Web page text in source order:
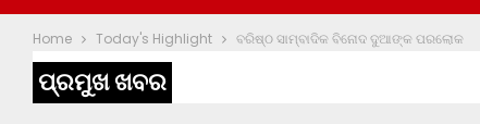
Home Today's Highlight ବରିଷ୍ଠ ସାମ୍ବାଦିକ ବିନୋଦ ଦୁଆଙ୍କ ପରଲୋକ
ପ୍ରମୁଖ ଖବର